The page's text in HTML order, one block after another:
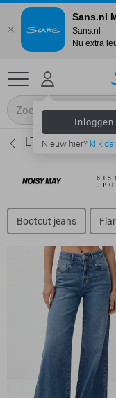
Inloggen
Nieuw hier? klik
LTB Wide leg
Bootcut jeans
Sans.nl
Sans.nl
Nu extra